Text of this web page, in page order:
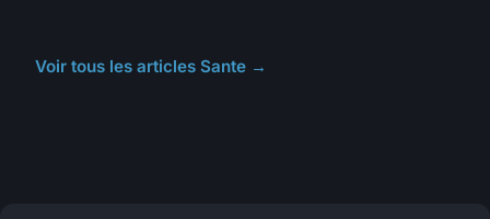
Voir tous les articles Sante →